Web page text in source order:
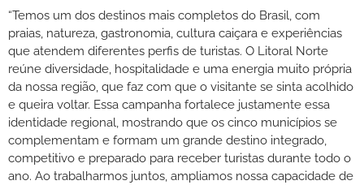
“Temos um dos destinos mais completos do Brasil, com
praias, natureza, gastronomia, cultura caiçara e experiências
que atendem diferentes perfis de turistas. O Litoral Norte
reúne diversidade, hospitalidade e uma energia muito própria
da nossa região, que faz com que o visitante se sinta acolhido
e queira voltar. Essa campanha fortalece justamente essa
identidade regional, mostrando que os cinco municípios se
complementam e formam um grande destino integrado,
competitivo e preparado para receber turistas durante todo o
ano. Ao trabalharmos juntos, ampliamos nossa capacidade de